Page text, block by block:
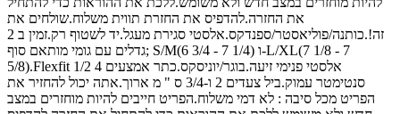
את החזרה.להדפיס את החזרת תווית משלוח.שולחים את
זה!.כותנה/פוליאסטר/ספנדקס.אלסטי סגירת מעגל.יד לשטוף רק.זמין ב 2
גדלים עם גומי מותאם סוף; S/M(6 3/4 - 7 1/4) ו-L/XL(7 1/8 - 7
5/8).Flexfit אלסטי פנימי זיעה.בוגר/יוניסקס.כתר אמצעים 4 1/2
סנטימטר עמוק.ביל צעדים 2 ו-3/4 ס " מ ארוך.אתה יכול להחזיר את
הפריט מכל סיבה : לא דמי משלוח.הפריט חייבים להיות מוחזרים במצב